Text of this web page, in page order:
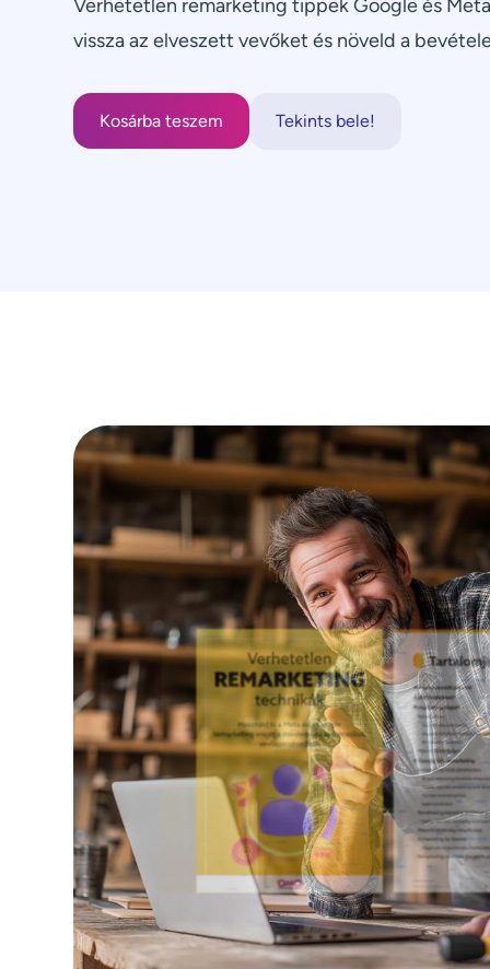
Verhetetlen remarketing tippek Google és
vissza az elveszett vevőket és növeld a
Tekints bele!